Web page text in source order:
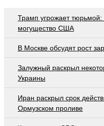
Трамп угрожает тюрьмой:
могущество США
В Москве обсудят рост
Залужный раскрыл
Украины
Иран раскрыл срок
Ормузском проливе